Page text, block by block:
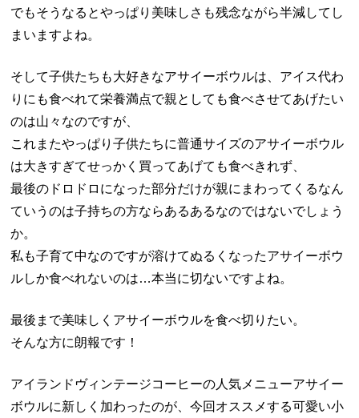
でもそうなるとやっぱり美味しさも残念ながら半減してし
まいますよね。
そして子供たちも大好きなアサイーボウルは、アイス代わ
りにも食べれて栄養満点で親としても食べさせてあげたい
のは山々なのですが、
これまたやっぱり子供たちに普通サイズのアサイーボウル
は大きすぎてせっかく買ってあげても食べきれず、
最後のドロドロになった部分だけが親にまわってくるなん
ていうのは子持ちの方ならあるあるなのではないでしょう
か。
私も子育て中なのですが溶けてぬるくなったアサイーボウ
ルしか食べれないのは…本当に切ないですよね。
最後まで美味しくアサイーボウルを食べ切りたい。
そんな方に朗報です！
アイランドヴィンテージコーヒーの人気メニューアサイー
ボウルに新しく加わったのが、今回オススメする可愛い小